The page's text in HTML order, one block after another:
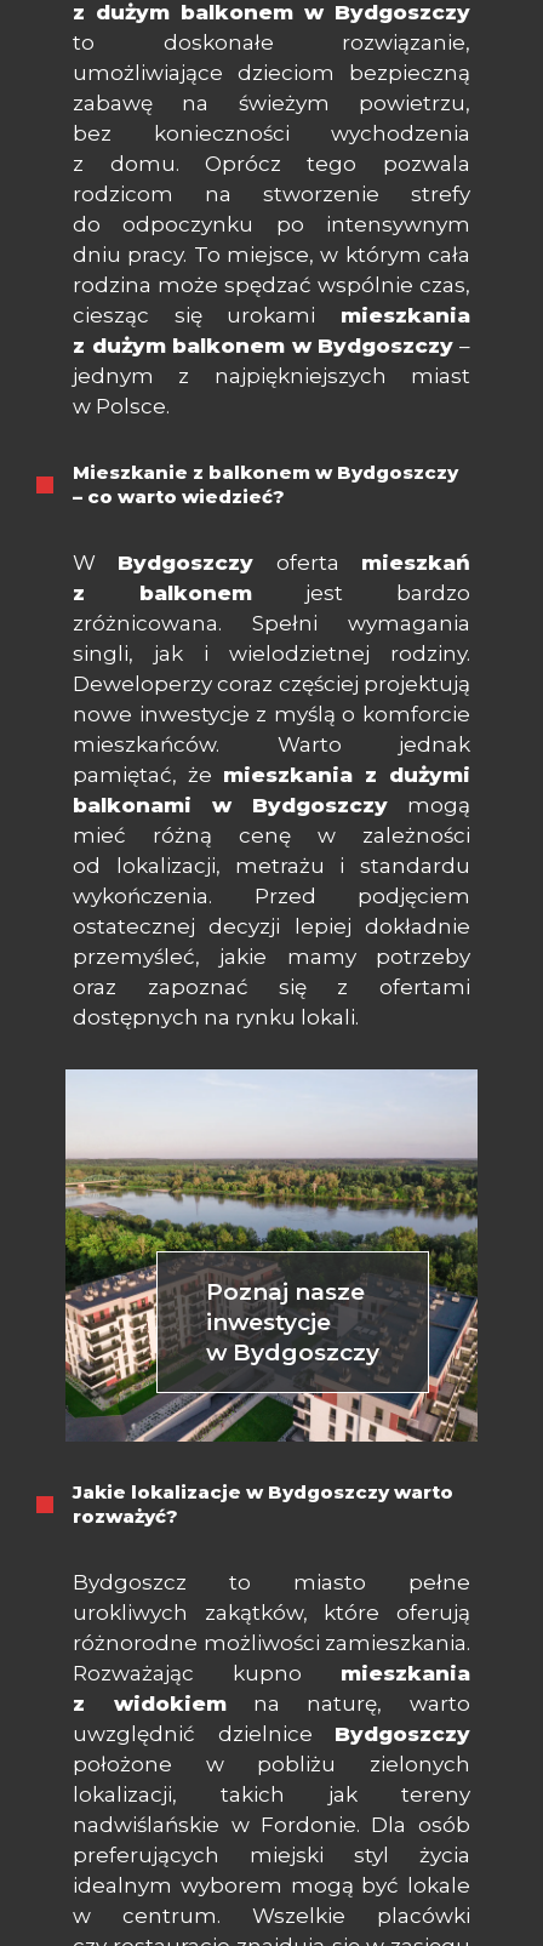
z dużym balkonem w Bydgoszczy
to doskonałe rozwiązanie,
umożliwiające dzieciom bezpieczną
zabawę na świeżym powietrzu,
bez konieczności wychodzenia
z domu. Oprócz tego pozwala
rodzicom na stworzenie strefy
do odpoczynku po intensywnym
dniu pracy. To miejsce, w którym cała
rodzina może spędzać wspólnie czas,
ciesząc się urokami mieszkania
z dużym balkonem w Bydgoszczy –
jednym z najpiękniejszych miast
w Polsce.
Mieszkanie z balkonem w Bydgoszczy
– co warto wiedzieć?
W Bydgoszczy oferta mieszkań
z balkonem jest bardzo
zróżnicowana. Spełni wymagania
singli, jak i wielodzietnej rodziny.
Deweloperzy coraz częściej projektują
nowe inwestycje z myślą o komforcie
mieszkańców. Warto jednak
pamiętać, że mieszkania z dużymi
balkonami w Bydgoszczymogą
mieć różną cenę w zależności
od lokalizacji, metrażu i standardu
wykończenia. Przed podjęciem
ostatecznej decyzji lepiej dokładnie
przemyśleć, jakie mamy potrzeby
oraz zapoznać się z ofertami
dostępnych na rynku lokali.
Poznaj nasze
inwestycje
w Bydgoszczy
Jakie lokalizacje w Bydgoszczy warto
rozważyć?
Bydgoszcz to miasto pełne
urokliwych zakątków, które oferują
różnorodne możliwości zamieszkania.
Rozważając kupno mieszkania
z widokiemna naturę, warto
uwzględnić dzielnice Bydgoszczy
położone w pobliżu zielonych
lokalizacji, takich jak tereny
nadwiślańskie w Fordonie. Dla osób
preferujących miejski styl życia
idealnym wyborem mogą być lokale
w centrum. Wszelkie placówki